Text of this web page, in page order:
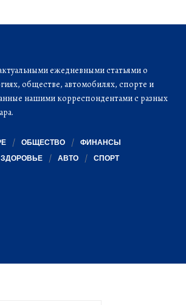
ежедневными статьями о
обществе, автомобилях, спорте и
нашими корреспондентами с разных
ОБЩЕСТВО
ФИНАНСЫ
ЗДОРОВЬЕ АВТО СПОРТ